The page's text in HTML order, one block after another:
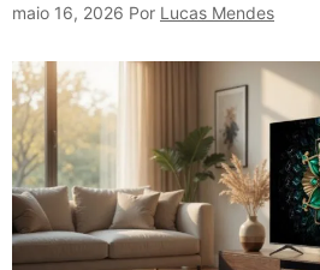
maio 16, 2026 Por Lucas Mendes